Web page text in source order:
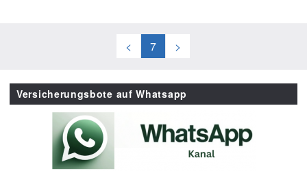
< 7 >
Versicherungsbote auf Whatsapp